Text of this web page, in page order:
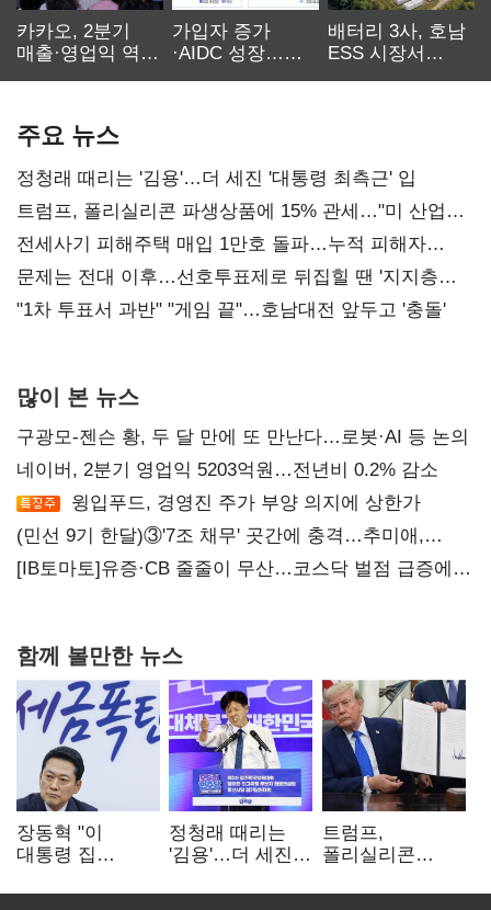
카카오, 2분기
매출·영업익 역대
가입자 증가
·AIDC 성장…
배터리 3사, 호남
ESS 시장서
주요 뉴스
정청래 때리는 '김용'…더 세진 '대통령 최측근' 입
트럼프, 폴리실리콘 파생상품에 15% 관세…"미 산업
재건"
전세사기 피해주택 매입 1만호 돌파…누적 피해자
4만278명
문제는 전대 이후…선호투표제로 뒤집힐 땐 '지지층
불복'
"1차 투표서 과반" "게임 끝"…호남대전 앞두고 '충돌'
많이 본 뉴스
구광모-젠슨 황, 두 달 만에 또 만난다…로봇·AI 등 논의
네이버, 2분기 영업익 5203억원…전년비 0.2% 감소
윙입푸드, 경영진 주가 부양 의지에 상한가
(민선 9기 한달)③'7조 채무' 곳간에 충격…추미애,
20년만에 '비상재정' 선언 승부수
[IB토마토]유증·CB 줄줄이 무산…코스닥 벌점 급증에
함께 볼만한 뉴스
장동혁 "이
대통령 집
폭탄…'내로남불'"
정청래 때리는
'김용'…더 세진
입
트럼프,
폴리실리콘
관세…"미 산업